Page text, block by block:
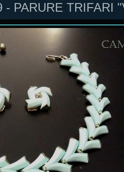
- PARURE TRIFARI